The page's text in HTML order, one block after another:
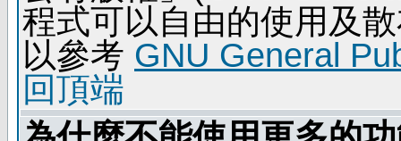
程式可以自由的使用及
以參考 GNU General
回頂端